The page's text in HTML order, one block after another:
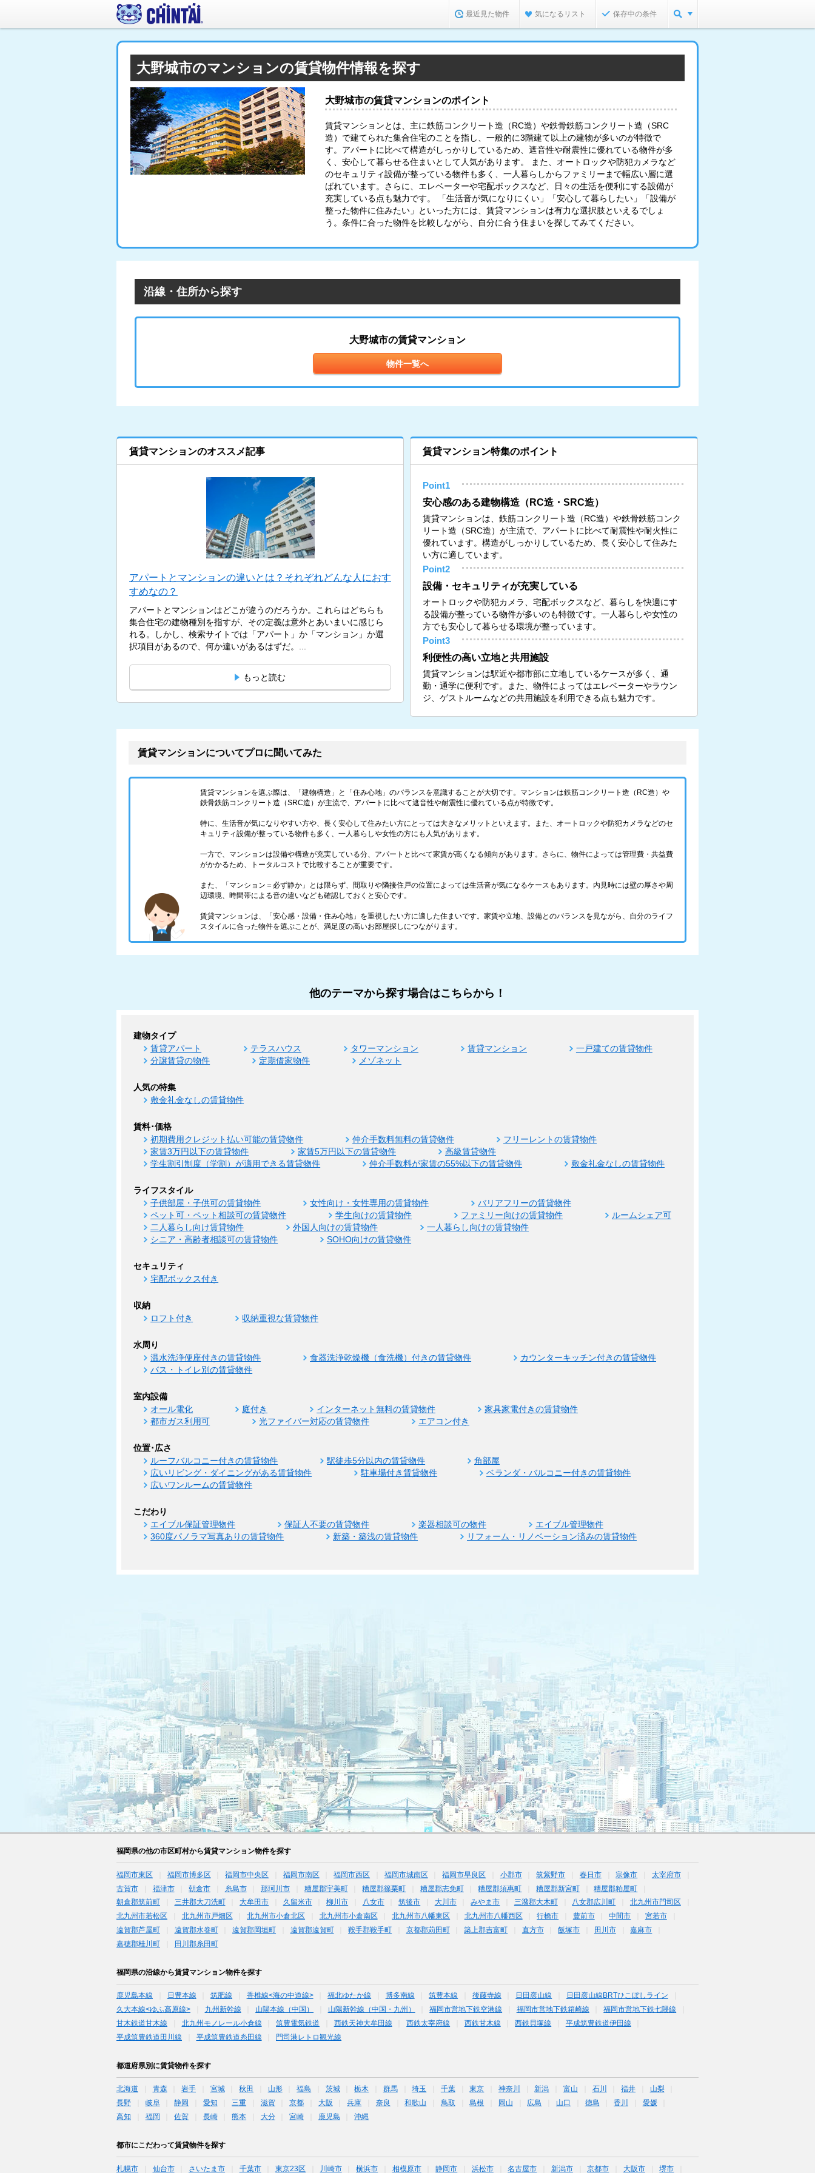
最近見た物件 気になるリスト 保存中の条件
大野城市のマンションの賃貸物件情報を探す
大野城市の賃貸マンションのポイント
賃貸マンションとは、主に鉄筋コンクリート造（RC造）や鉄骨鉄筋コンクリート造（SRC
造）で建てられた集合住宅のことを指し、一般的に3階建て以上の建物が多いのが特徴で
す。アパートに比べて構造がしっかりしているため、遮音性や耐震性に優れている物件が多
く、安心して暮らせる住まいとして人気があります。 また、オートロックや防犯カメラなど
のセキュリティ設備が整っている物件も多く、一人暮らしからファミリーまで幅広い層に選
ばれています。さらに、エレベーターや宅配ボックスなど、日々の生活を便利にする設備が
充実している点も魅力です。 「生活音が気になりにくい」「安心して暮らしたい」「設備が
整った物件に住みたい」といった方には、賃貸マンションは有力な選択肢といえるでしょ
う。条件に合った物件を比較しながら、自分に合う住まいを探してみてください。
沿線・住所から探す
大野城市の賃貸マンション
物件一覧へ
賃貸マンションのオススメ記事
アパートとマンションの違いとは？それぞれどんな人におす
すめなの？
アパートとマンションはどこが違うのだろうか。これらはどちらも
集合住宅の建物種別を指すが、その定義は意外とあいまいに感じら
れる。しかし、検索サイトでは「アパート」か「マンション」か選
択項目があるので、何か違いがあるはずだ。...
もっと読む
賃貸マンション特集のポイント
Point1
安心感のある建物構造（RC造・SRC造）
賃貸マンションは、鉄筋コンクリート造（RC造）や鉄骨鉄筋コンク
リート造（SRC造）が主流で、アパートに比べて耐震性や耐火性に
優れています。構造がしっかりしているため、長く安心して住みた
い方に適しています。
Point2
設備・セキュリティが充実している
オートロックや防犯カメラ、宅配ボックスなど、暮らしを快適にす
る設備が整っている物件が多いのも特徴です。一人暮らしや女性の
方でも安心して暮らせる環境が整っています。
Point3
利便性の高い立地と共用施設
賃貸マンションは駅近や都市部に立地しているケースが多く、通
勤・通学に便利です。また、物件によってはエレベーターやラウン
ジ、ゲストルームなどの共用施設を利用できる点も魅力です。
賃貸マンションについてプロに聞いてみた
賃貸マンションを選ぶ際は、「建物構造」と「住み心地」のバランスを意識することが大切です。マンションは鉄筋コンクリート造（RC造）や
鉄骨鉄筋コンクリート造（SRC造）が主流で、アパートに比べて遮音性や耐震性に優れている点が特徴です。
特に、生活音が気になりやすい方や、長く安心して住みたい方にとっては大きなメリットといえます。また、オートロックや防犯カメラなどのセ
キュリティ設備が整っている物件も多く、一人暮らしや女性の方にも人気があります。
一方で、マンションは設備や構造が充実している分、アパートと比べて家賃が高くなる傾向があります。さらに、物件によっては管理費・共益費
がかかるため、トータルコストで比較することが重要です。
また、「マンション＝必ず静か」とは限らず、間取りや隣接住戸の位置によっては生活音が気になるケースもあります。内見時には壁の厚さや周
辺環境、時間帯による音の違いなども確認しておくと安心です。
賃貸マンションは、「安心感・設備・住み心地」を重視したい方に適した住まいです。家賃や立地、設備とのバランスを見ながら、自分のライフ
スタイルに合った物件を選ぶことが、満足度の高いお部屋探しにつながります。
他のテーマから探す場合はこちらから！
建物タイプ
賃貸アパート テラスハウス タワーマンション 賃貸マンション
一戸建ての賃貸物件
分譲賃貸の物件
定期借家物件 メゾネット
人気の特集
敷金礼金なしの賃貸物件
賃料･価格
初期費用クレジット払い可能の賃貸物件 仲介手数料無料の賃貸物件
フリーレントの賃貸物件
家賃3万円以下の賃貸物件
家賃5万円以下の賃貸物件
高級賃貸物件
学生割引制度（学割）が適用できる賃貸物件
仲介手数料が家賃の55%以下の賃貸物件 敷金礼金なしの賃貸物件
ライフスタイル
子供部屋・子供可の賃貸物件 女性向け・女性専用の賃貸物件
バリアフリーの賃貸物件
ペット可・ペット相談可の賃貸物件
学生向けの賃貸物件 ファミリー向けの賃貸物件
ルームシェア可
二人暮らし向け賃貸物件
外国人向けの賃貸物件
一人暮らし向けの賃貸物件
シニア・高齢者相談可の賃貸物件
SOHO向けの賃貸物件
セキュリティ
宅配ボックス付き
収納
ロフト付き 収納重視な賃貸物件
水周り
温水洗浄便座付きの賃貸物件 食器洗浄乾燥機（食洗機）付きの賃貸物件
カウンターキッチン付きの賃貸物件
バス・トイレ別の賃貸物件
室内設備
オール電化 庭付き インターネット無料の賃貸物件
家具家電付きの賃貸物件
都市ガス利用可
光ファイバー対応の賃貸物件 エアコン付き
位置･広さ
ルーフバルコニー付きの賃貸物件 駅徒歩5分以内の賃貸物件
角部屋
広いリビング・ダイニングがある賃貸物件
駐車場付き賃貸物件
ベランダ・バルコニー付きの賃貸物件
広いワンルームの賃貸物件
こだわり
エイブル保証管理物件 保証人不要の賃貸物件 楽器相談可の物件
エイブル管理物件
360度パノラマ写真ありの賃貸物件
新築・築浅の賃貸物件 リフォーム・リノベーション済みの賃貸物件
福岡県の他の市区町村から賃貸マンション物件を探す
福岡市東区 福岡市博多区 福岡市中央区 福岡市南区 福岡市西区 福岡市城南区 福岡市早良区 小郡市 筑紫野市 春日市 宗像市
太宰府市
古賀市
福津市 朝倉市 糸島市 那珂川市 糟屋郡宇美町 糟屋郡篠栗町 糟屋郡志免町 糟屋郡須惠町 糟屋郡新宮町
糟屋郡粕屋町
朝倉郡筑前町
三井郡大刀洗町 大牟田市 久留米市 柳川市 八女市 筑後市 大川市 みやま市 三潴郡大木町 八女郡広川町
北九州市門司区
北九州市若松区
北九州市戸畑区 北九州市小倉北区 北九州市小倉南区 北九州市八幡東区 北九州市八幡西区 行橋市 豊前市 中間市
宮若市
遠賀郡芦屋町
遠賀郡水巻町 遠賀郡岡垣町 遠賀郡遠賀町 鞍手郡鞍手町 京都郡苅田町 築上郡吉富町 直方市 飯塚市 田川市
嘉麻市
嘉穂郡桂川町
田川郡糸田町
福岡県の沿線から賃貸マンション物件を探す
鹿児島本線 日豊本線 筑肥線 香椎線<海の中道線> 福北ゆたか線 博多南線 筑豊本線 後藤寺線 日田彦山線
日田彦山線BRTひこぼしライン
久大本線<ゆふ高原線>
九州新幹線 山陽本線（中国） 山陽新幹線（中国・九州） 福岡市営地下鉄空港線 福岡市営地下鉄箱崎線
福岡市営地下鉄七隈線
甘木鉄道甘木線
北九州モノレール小倉線 筑豊電気鉄道 西鉄天神大牟田線 西鉄太宰府線 西鉄甘木線 西鉄貝塚線
平成筑豊鉄道伊田線
平成筑豊鉄道田川線
平成筑豊鉄道糸田線 門司港レトロ観光線
都道府県別に賃貸物件を探す
北海道 青森 岩手 宮城 秋田 山形 福島 茨城 栃木 群馬 埼玉 千葉 東京 神奈川 新潟 富山 石川 福井
山梨
長野
岐阜 静岡 愛知 三重 滋賀 京都 大阪 兵庫 奈良 和歌山 鳥取 島根 岡山 広島 山口 徳島 香川
愛媛
高知
福岡 佐賀 長崎 熊本 大分 宮崎 鹿児島 沖縄
都市にこだわって賃貸物件を探す
札幌市 仙台市 さいたま市 千葉市 東京23区 川崎市 横浜市 相模原市 静岡市 浜松市 名古屋市 新潟市 京都市 大阪市 堺市